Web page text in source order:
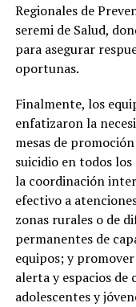
Regionales de
seremi de Salud,
para asegurar
oportunas.
Finalmente, los
enfatizaron la
mesas de
suicidio en todos
la coordinación
efectivo a
zonas rurales o de
permanentes de
equipos; y
alerta y espacios
adolescentes y